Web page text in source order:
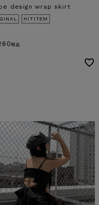
design wrap skirt
HITITEM
税込